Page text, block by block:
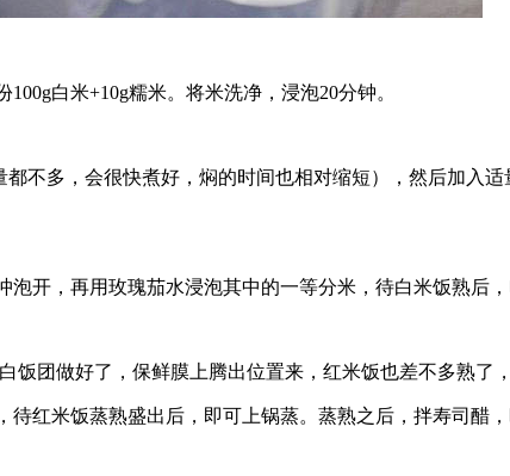
白米+10g糯米。将米洗净，浸泡20分钟。
不多，会很快煮好，焖的时间也相对缩短），然后加入
开，再用玫瑰茄水浸泡其中的一等分米，待白米饭熟后
团做好了，保鲜膜上腾出位置来，红米饭也差不多熟了
红米饭蒸熟盛出后，即可上锅蒸。蒸熟之后，拌寿司醋，